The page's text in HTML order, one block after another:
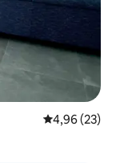
Évaluation
4,96 (23)